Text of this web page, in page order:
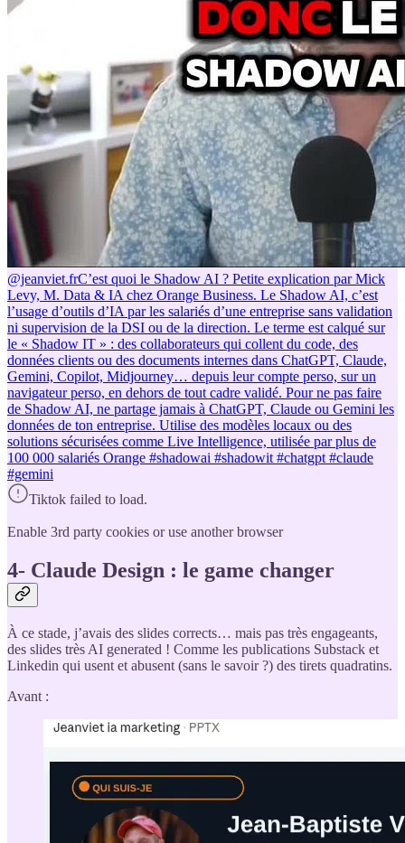
@jeanviet.frC’est quoi le Shadow AI ? Petite explication par Mick
Levy, M. Data & IA chez Orange Business. Le Shadow AI, c’est
l’usage d’outils d’IA par les salariés d’une entreprise sans validation
ni supervision de la DSI ou de la direction. Le terme est calqué sur
le « Shadow IT » : des collaborateurs qui collent du code, des
données clients ou des documents internes dans ChatGPT, Claude,
Gemini, Copilot, Midjourney… depuis leur compte perso, sur un
navigateur perso, en dehors de tout cadre validé. Pour ne pas faire
de Shadow AI, ne partage jamais à ChatGPT, Claude ou Gemini les
données de ton entreprise. Utilise des modèles locaux ou des
solutions sécurisées comme Live Intelligence, utilisée par plus de
100 000 salariés Orange #shadowai #shadowit #chatgpt #claude
#gemini
Tiktok failed to load.
Enable 3rd party cookies or use another browser
4- Claude Design : le game changer
À ce stade, j’avais des slides corrects… mais pas très engageants,
des slides très AI generated ! Comme les publications Substack et
Linkedin qui usent et abusent (sans le savoir ?) des tirets quadratins.
Avant :